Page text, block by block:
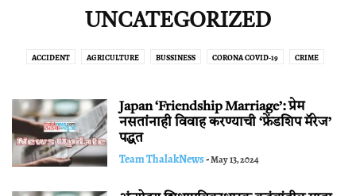
UNCATEGORIZED
ACCIDENT AGRICULTURE BUSSINESS CORONA COVID-19
CRIME
ENVIRONMENT
FINANCIAL GENERAL KNOWLEDGE HEALTH
INDIA
INTERNATIONAL NEWS
JOB NEWS KUMBHMELA NASHIK
LITERARY
MAHARASHTRA
MUMBAI
SCIENCE TECHNOLOGY
SPIRITUAL SPORTS TOURISM
Japan ‘Friendship Marriage’: प्रेम
नसतांनाही विवाह करण्याची ‘फ्रेंडशिप मॅरेज’
पद्धत
Team ThalakNews-May 13, 2024